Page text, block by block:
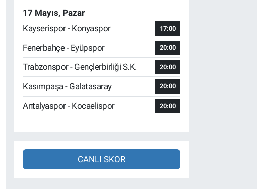
17 Mayıs, Pazar
Kayserispor - Konyaspor
17:00
Fenerbahçe - Eyüpspor 20:00
Trabzonspor - Gençlerbirliği S.K. 20:00
Kasımpaşa - Galatasaray 20:00
Antalyaspor - Kocaelispor 20:00
CANLI SKOR